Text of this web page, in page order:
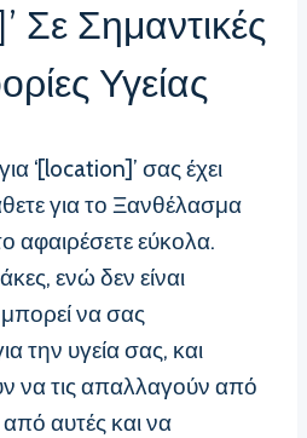
Σημαντικές
Υγείας
‘[location]’ σας έχει
για το Ξανθέλασμα
αφαιρέσετε εύκολα.
ενώ δεν είναι
να σας
την υγεία σας, και
να τις απαλλαγούν από
αυτές και να